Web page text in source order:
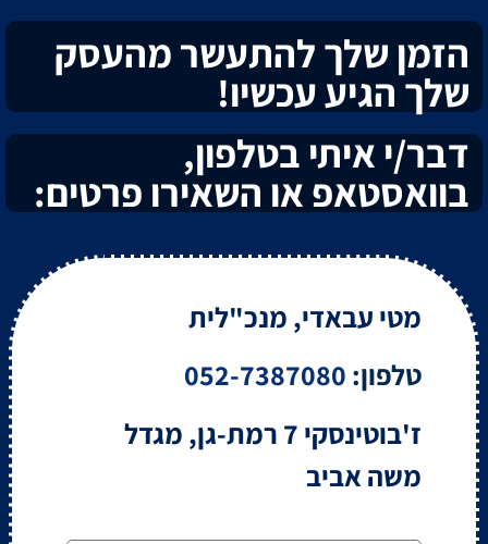
הזמן שלך להתעשר מהעסק
שלך הגיע עכשיו!
דבר/י איתי בטלפון,
בוואסטאפ או השאירו פרטים:
מטי עבאדי, מנכ"לית
טלפון: 052-7387080
ז'בוטינסקי 7 רמת-גן, מגדל
משה אביב